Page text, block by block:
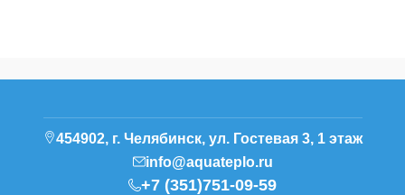
454902, г. Челябинск, ул. Гостевая 3, 1 этаж
info@aquateplo.ru
+7 (351)751-09-59